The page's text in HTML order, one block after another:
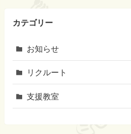
カテゴリー
お知らせ
リクルート
支援教室